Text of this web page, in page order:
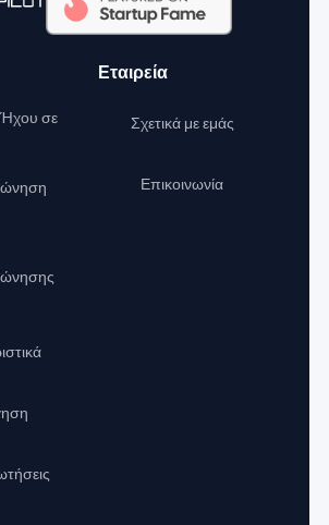
σε
Εταιρεία
Σχετικά με εμάς
Επικοινωνία